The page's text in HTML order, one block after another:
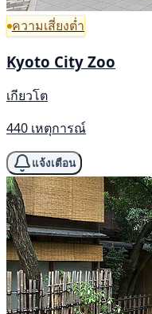
ความเสี่ยงต่ำ
Kyoto City Zoo
เกียวโต
440 เหตุการณ์
แจ้งเตือน